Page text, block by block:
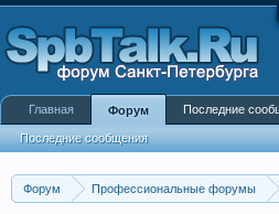
Форум Профессиональные форумы
Главная Форум
Последние сообщения
Последние